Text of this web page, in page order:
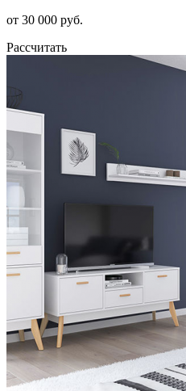
от 30 000 руб.
Рассчитать